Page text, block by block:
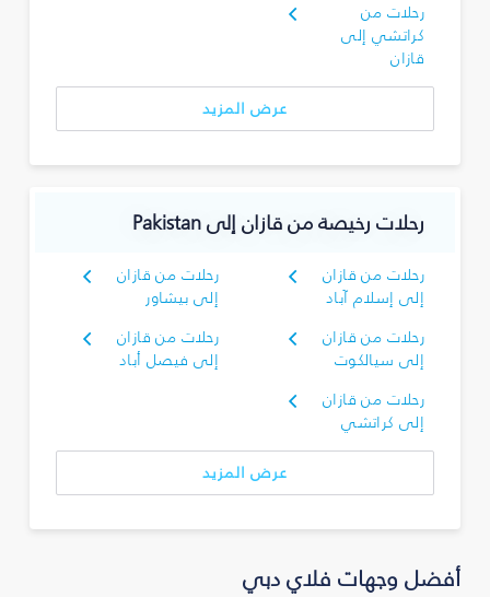
رحلات من
كراتشي إلى
قازان
عرض المزيد
رحلات رخيصة من قازان إلى Pakistan
رحلات من قازان
إلى إسلام آباد
رحلات من قازان
إلى بيشاور
رحلات من قازان
إلى سيالكوت
رحلات من قازان
إلى فيصل أباد
رحلات من قازان
إلى كراتشي
عرض المزيد
أفضل وجهات فلاي دبي